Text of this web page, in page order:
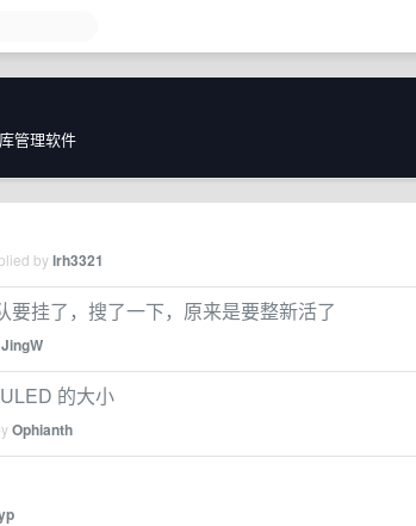
管理软件
bylrh3321
挂了，搜了一下，原来是要整新活了
JingW
的大小
Ophianth